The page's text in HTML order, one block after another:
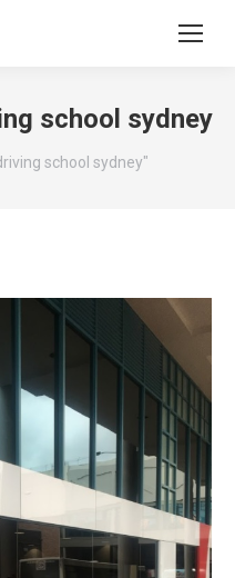
school sydney
school sydney"